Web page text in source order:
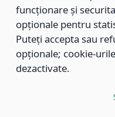
Aprobarea
sociale furnizate în
Brașov, pentru anul
Modificarea
funcționare și
opționale pentru
Puteți accepta sau
opționale; cookie-
dezactivate.